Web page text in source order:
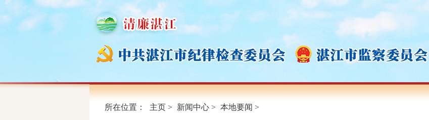
所在位置： 主页 > 新闻中心 > 本地要闻 >